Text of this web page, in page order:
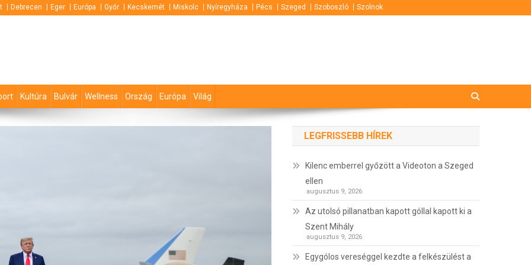
Debrecen Eger Európa Győr Kecskemét Miskolc Nyíregyháza Pécs Szeged Szoboszló Szolnok
Kultúra Bulvár Wellness Ország Európa Világ
LEGFRISSEBB HÍREK
Kilenc emberrel győzött a Videoton a Szeged
ellen
augusztus 9, 2026
Az utolsó pillanatban kapott góllal kapott ki a
Szent Mihály
augusztus 9, 2026
Egygólos vereséggel kezdte a felkészülést a